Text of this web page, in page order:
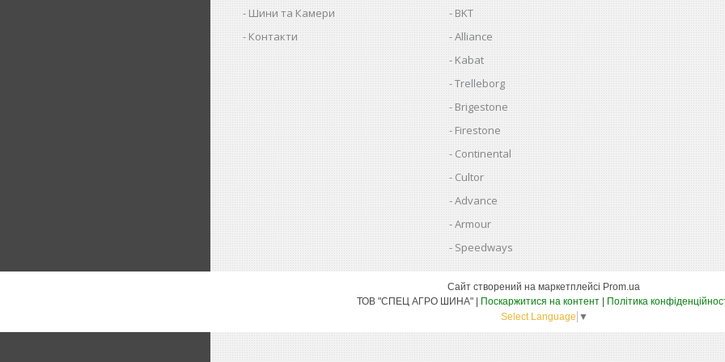
Шини та Камери
Контакти
BKT
Alliance
Kabat
Trelleborg
Brigestone
Firestone
Continental
Cultor
Advance
Armour
Speedways
Сайт створений на маркетплейсі Prom.ua
Поскаржитися на контент
Політика
Select Language ▼